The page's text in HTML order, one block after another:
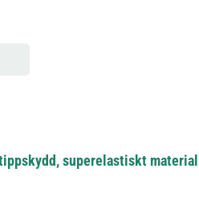
superelastiskt material